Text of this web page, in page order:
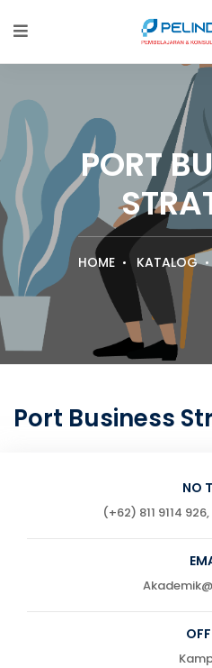
PORT
HOME KATALOG
Port Business
NO
(+62) 811 9114